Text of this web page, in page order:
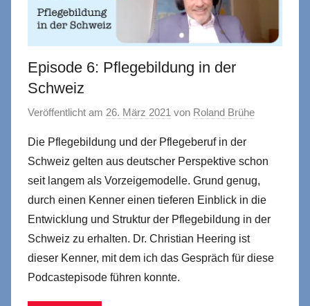
Episode 6: Pflegebildung in der
Schweiz
Veröffentlicht am 26. März 2021 von Roland Brühe
Die Pflegebildung und der Pflegeberuf in der
Schweiz gelten aus deutscher Perspektive schon
seit langem als Vorzeigemodelle. Grund genug,
durch einen Kenner einen tieferen Einblick in die
Entwicklung und Struktur der Pflegebildung in der
Schweiz zu erhalten. Dr. Christian Heering ist
dieser Kenner, mit dem ich das Gespräch für diese
Podcastepisode führen konnte.